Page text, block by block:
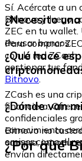
Sí. Acércate a un
Bitnovo y luego
ZEC en tu
de usar bancos.
¿Necesito
Para comprar
con la red
gestionar tus
Bitnovo.
¿Qué hace
ZCash es una
financiera.
confidenciales
conocimiento
emisor como el
¿Dónde van
Bitnovo no
compra,
envían
¿Por qué